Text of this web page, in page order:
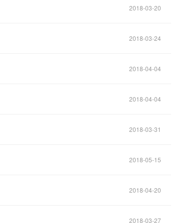
2018-03-20
2018-03-24
2018-04-04
2018-04-04
2018-03-31
2018-05-15
2018-04-20
2018-03-27